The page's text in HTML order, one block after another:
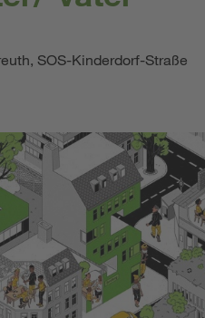
SOS-Kinderdorf-Straße